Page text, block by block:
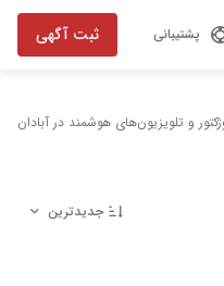
پشتیبانی ثبت آگهی
و تلویزیون‌های هوشمند در آبادان
جدیدترین